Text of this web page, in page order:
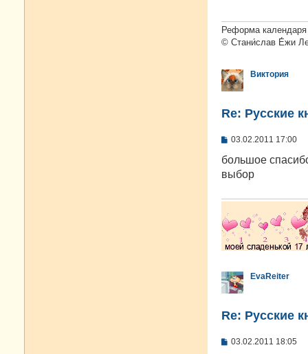
н
и
е
Реформа
© Стани́слав Е́жи
Виктория
Re: Русские
С
о
щ
н
е
03.02.2011 17:00
большое
выбор
EvaReiter
Re: Русские
С
03.02.2011 18:05